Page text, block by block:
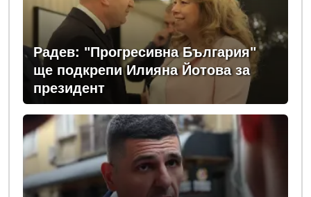
Радев: "Прогресивна България"
ще подкрепи Илияна Йотова за
президент